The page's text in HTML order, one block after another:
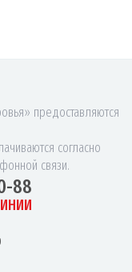
предоставляются
согласно
связи.
88